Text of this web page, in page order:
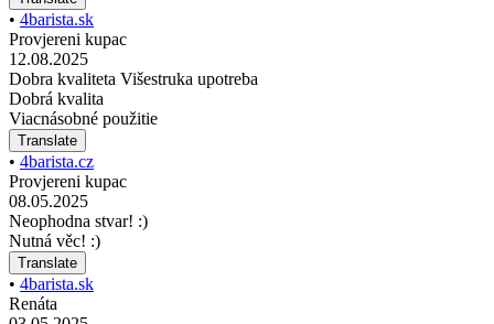
• 4barista.sk
Provjereni kupac
12.08.2025
Dobra kvaliteta Višestruka upotreba
Dobrá kvalita
Viacnásobné použitie
Translate
• 4barista.cz
Provjereni kupac
08.05.2025
Neophodna stvar! :)
Nutná věc! :)
Translate
• 4barista.sk
Renáta